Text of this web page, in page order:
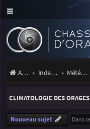
Accueil Index du forum Météo et climatologie des orages
CLIMATOLOGIE DES ORAGES
Nouveau sujet